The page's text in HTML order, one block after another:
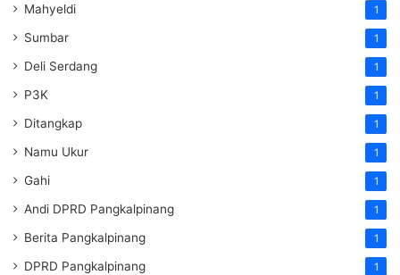
Mahyeldi 1
Sumbar 1
Deli Serdang 1
P3K 1
Ditangkap 1
Namu Ukur 1
Gahi 1
Andi DPRD Pangkalpinang 1
Berita Pangkalpinang 1
DPRD Pangkalpinang 1